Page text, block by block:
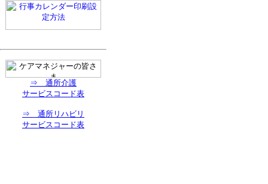
⇒ 通所介護
サービスコード表
⇒ 通所リハビリ
サービスコード表